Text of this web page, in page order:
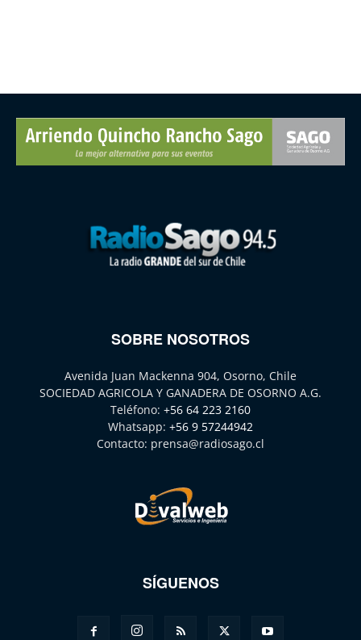
SOBRE NOSOTROS
Avenida Juan Mackenna 904, Osorno, Chile
SOCIEDAD AGRICOLA Y GANADERA DE OSORNO A.G.
Teléfono: +56 64 223 2160
Whatsapp: +56 9 57244942
Contacto: prensa@radiosago.cl
SÍGUENOS